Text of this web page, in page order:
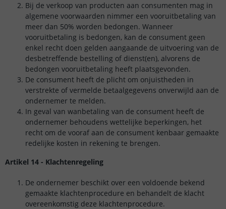
Bij de verkoop van producten aan consumenten mag in
algemene voorwaarden nimmer een vooruitbetaling van
meer dan 50% worden bedongen. Wanneer
vooruitbetaling is bedongen, kan de consument geen
enkel recht doen gelden aangaande de uitvoering van de
desbetreffende bestelling of dienst(en), alvorens de
bedongen vooruitbetaling heeft plaatsgevonden.
De consument heeft de plicht om onjuistheden in
verstrekte of vermelde betaalgegevens onverwijld aan de
ondernemer te melden.
In geval van wanbetaling van de consument heeft de
ondernemer behoudens wettelijke beperkingen, het
recht om de vooraf aan de consument kenbaar gemaakte
redelijke kosten in rekening te brengen.
Artikel 14 - Klachtenregeling
De ondernemer beschikt over een voldoende bekend
gemaakte klachtenprocedure en behandelt de klacht
overeenkomstig deze klachtenprocedure.